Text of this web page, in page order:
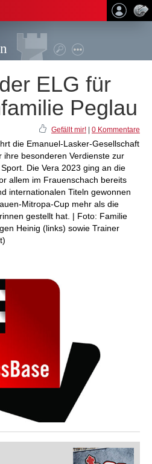
ELG für
Peglau
Gefällt mir! 0 Kommentare
die Emanuel-Lasker-Gesellschaft
ihre besonderen Verdienste zur
Die Vera 2023 ging an die
allem im Frauenschach bereits
internationalen Titeln gewonnen
Mitropa-Cup mehr als die
gestellt hat. | Foto: Familie
Heinig (links) sowie Trainer